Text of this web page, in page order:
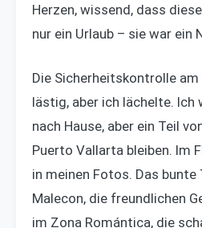
Herzen, wissend, dass
nur ein Urlaub – sie war ein
Die Sicherheitskontrolle
lästig, aber ich lächelte. Ich
nach Hause, aber ein Teil
Puerto Vallarta bleiben. Im
in meinen Fotos. Das bunte
Malecon, die freundlichen
im Zona Romántica, die